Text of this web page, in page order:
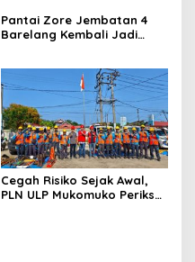
Pantai Zore Jembatan 4
Barelang Kembali Jadi
Tanpa Dokumen
Kepabeanan, Nama
Berinisial WL Disebut, Bea
Cukai Diminta Mengungkap
Dugaan Aktivitas di
Kawasan Pesisir
Cegah Risiko Sejak Awal,
PLN ULP Mukomuko Periksa